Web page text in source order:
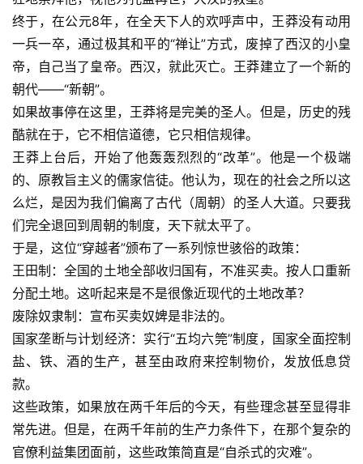
终于，在公元8年，在全天下人的欢呼声中，王莽没有动用
一兵一卒，通过极其和平的“禅让”方式，废掉了西汉的小皇
帝，自己当了皇帝。西汉，就此灭亡。王莽建立了一个新的
朝代——“新朝”。
如果故事停在这里，王莽将是完美的圣人。但是，历史的残
酷就在于，它不相信道德，它只相信规律。
王莽上台后，开始了他轰轰烈烈的“改革”。他是一个极端
的、原教旨主义的儒家信徒。他认为，现在的社会之所以这
么烂，是因为我们偏离了古代（周朝）的圣人大道。只要我
们完全退回到周朝的制度，天下就太平了。
于是，这位“穿越者”颁布了一系列惊世骇俗的政策：
王田制：全国的土地全部收归国有，不准买卖。按人口重新
分配土地。这听起来是不是很像近现代的土地改革？
废除奴隶制：宣布买卖奴婢是非法的。
国家垄断与计划经济：实行“五均六筦”制度，国家全面控制
盐、铁、酒的生产，甚至由政府来控制物价，发放低息贷
款。
这些政策，如果放在两千年后的今天，有些理念甚至显得非
常先进。但是，在两千年前的生产力条件下，在那个复杂的
官僚利益集团面前，这些政策简直是“自杀式的灾难”。